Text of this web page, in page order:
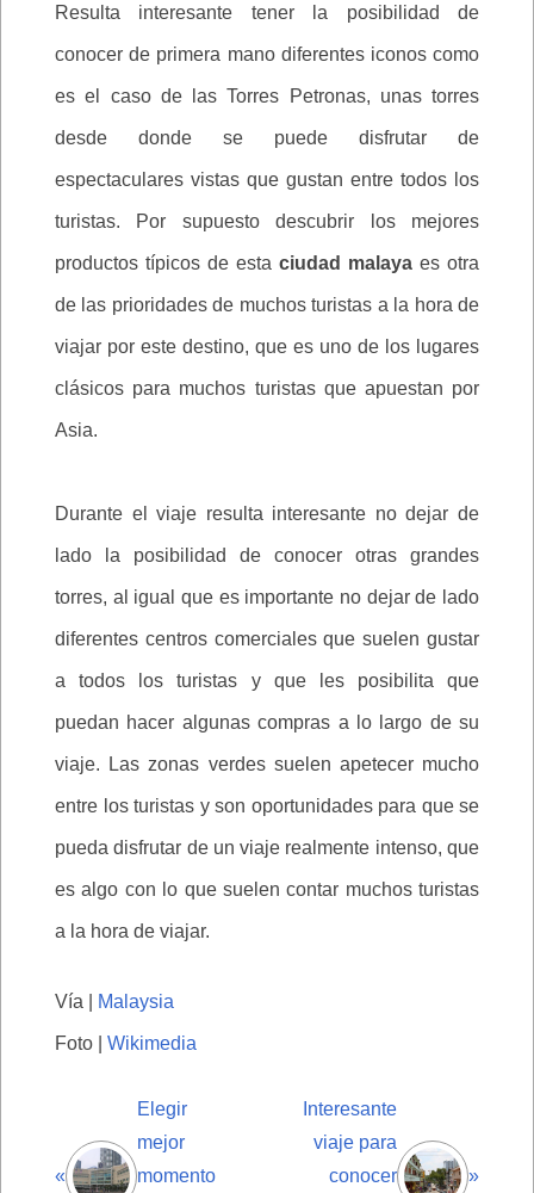
Resulta interesante tener la posibilidad de
conocer de primera mano diferentes iconos como
es el caso de las Torres Petronas, unas torres
desde donde se puede disfrutar de
espectaculares vistas que gustan entre todos los
turistas. Por supuesto descubrir los mejores
productos típicos de esta ciudad malaya es otra
de las prioridades de muchos turistas a la hora de
viajar por este destino, que es uno de los lugares
clásicos para muchos turistas que apuestan por
Asia.
Durante el viaje resulta interesante no dejar de
lado la posibilidad de conocer otras grandes
torres, al igual que es importante no dejar de lado
diferentes centros comerciales que suelen gustar
a todos los turistas y que les posibilita que
puedan hacer algunas compras a lo largo de su
viaje. Las zonas verdes suelen apetecer mucho
entre los turistas y son oportunidades para que se
pueda disfrutar de un viaje realmente intenso, que
es algo con lo que suelen contar muchos turistas
a la hora de viajar.
Vía | Malaysia
Foto | Wikimedia
«
Elegir
mejor
momento
Interesante
viaje para
conocer
»